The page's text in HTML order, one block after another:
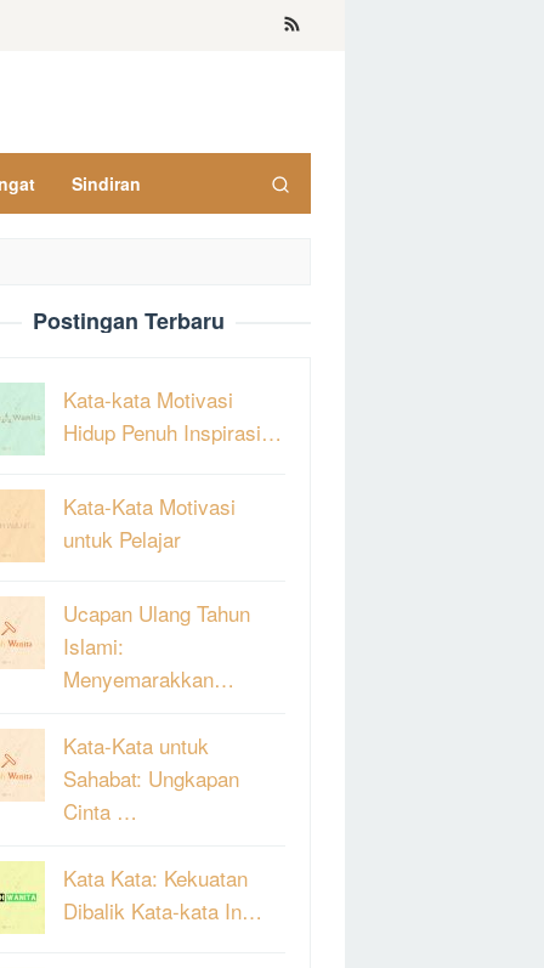
Sindiran
Postingan Terbaru
Kata-kata Motivasi
Hidup Penuh Inspirasi…
Kata-Kata Motivasi
untuk Pelajar
Ucapan Ulang Tahun
Islami:
Menyemarakkan…
Kata-Kata untuk
Sahabat: Ungkapan
Cinta …
Kata Kata: Kekuatan
Dibalik Kata-kata In…